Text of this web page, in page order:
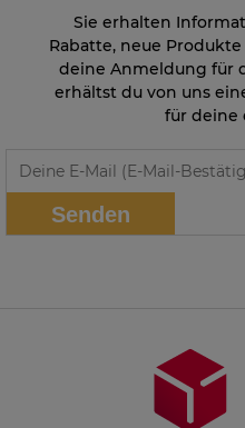
Sie erhalten
Rabatte, neue
deine Anmeldung für
erhältst du von uns
für deine
Senden